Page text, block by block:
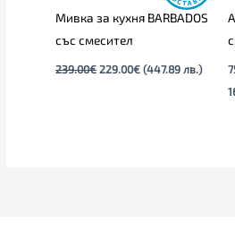
Мивка за кухня BARBADOS
със смесител
239.00€ 229.00€ (447.89 лв.)